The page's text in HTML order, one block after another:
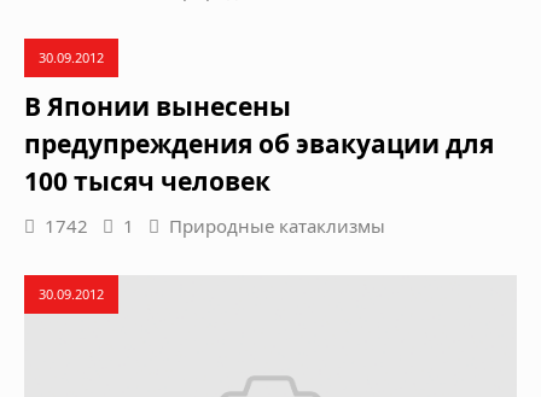
30.09.2012
В Японии вынесены
предупреждения об эвакуации для
100 тысяч человек
1742 1 Природные катаклизмы
30.09.2012